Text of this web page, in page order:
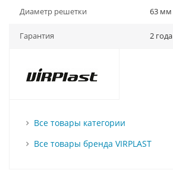
Диаметр решетки 63 мм
Гарантия 2 года
Все товары категории
Все товары бренда VIRPLAST